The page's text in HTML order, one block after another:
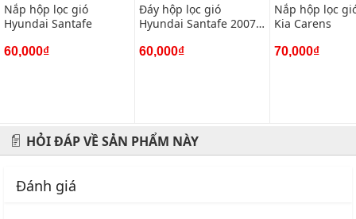
VIETPARTS - Thương hiệu 20 năm về cung cấp phụ tùng,
phụ kiện và phụ gia xe hơi.
Nắp hộp lọc gió
Hyundai Santafe
60,000₫
Đáy hộp lọc gió
Hyundai Santafe 2007
60,000₫
Nắp hộp lọc
Kia Carens
70,000₫
HỎI ĐÁP VỀ SẢN PHẨM NÀY
Đánh giá